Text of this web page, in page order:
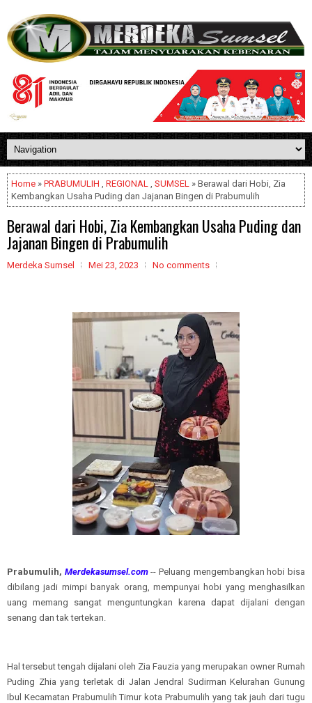
Home » PRABUMULIH , REGIONAL , SUMSEL » Berawal dari Hobi, Zia
Kembangkan Usaha Puding dan Jajanan Bingen di Prabumulih
Berawal dari Hobi, Zia Kembangkan Usaha Puding dan
Jajanan Bingen di Prabumulih
Merdeka Sumsel Mei 23, 2023 No comments
Prabumulih, Merdekasumsel.com-- Peluang mengembangkan hobi bisa
dibilang jadi mimpi banyak orang, mempunyai hobi yang menghasilkan
uang memang sangat menguntungkan karena dapat dijalani dengan
senang dan tak tertekan.
Hal tersebut tengah dijalani oleh Zia Fauzia yang merupakan owner Rumah
Puding Zhia yang terletak di Jalan Jendral Sudirman Kelurahan Gunung
Ibul Kecamatan Prabumulih Timur kota Prabumulih yang tak jauh dari tugu